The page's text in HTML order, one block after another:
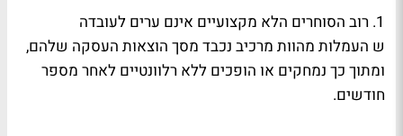
1. רוב הסוחרים הלא מקצועיים אינם ערים לעובדה
ש העמלות מהוות מרכיב נכבד מסך הוצאות העסקה שלהם,
ומתוך כך נמחקים או הופכים ללא רלוונטיים לאחר מספר
חודשים.